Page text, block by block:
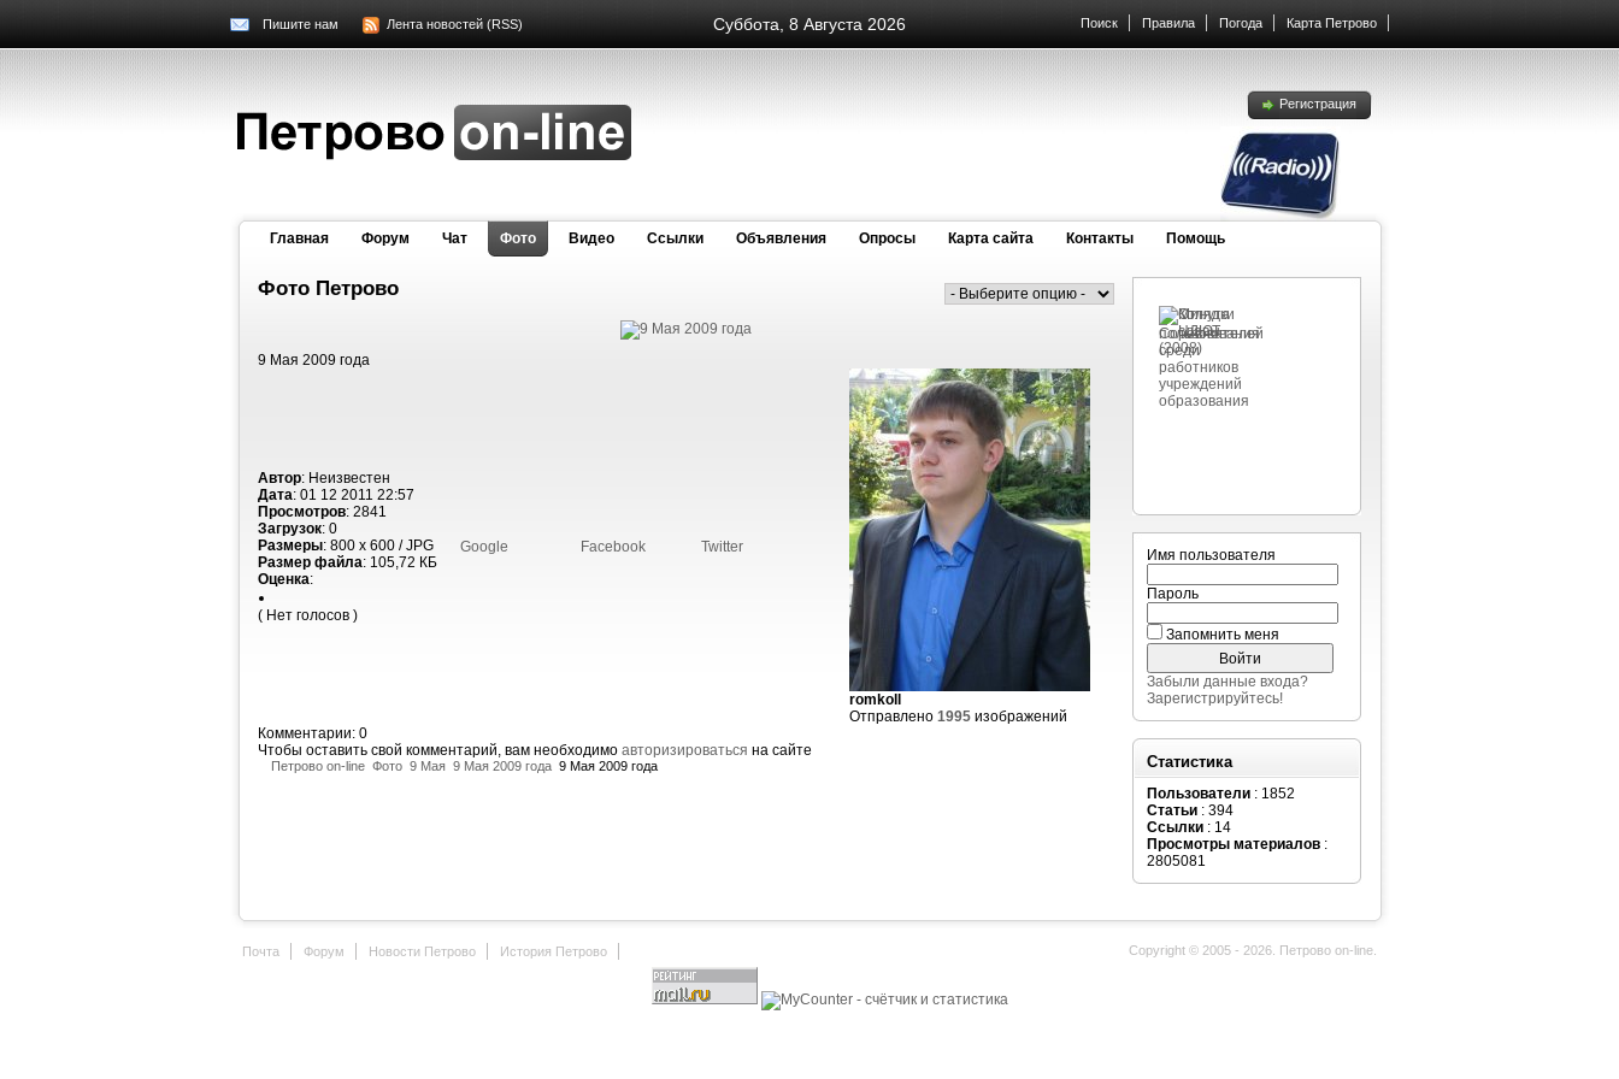
Суббота, 8 Августа 2026
Пишите нам Лента новостей (RSS) Поиск Правила Погода Карта Петрово
Регистрация
Главная Форум Чат Фото Видео Cсылки Объявления Опросы Карта сайта Контакты Помощь
Фото Петрово
9 Мая 2009 года
Автор: Неизвестен
Дата: 01 12 2011 22:57
Просмотров: 2841
Загрузок: 0
Размеры: 800 x 600 / JPG
Размер файла: 105,72 КБ
Оценка:
( Нет голосов )
Google Facebook Twitter
romkoll
Отправлено 1995 изображений
Комментарии: 0
Чтобы оставить свой комментарий, вам необходимо авторизироваться на сайте
Петрово on-line Фото 9 Мая 9 Мая 2009 года 9 Мая 2009 года
Имя пользователя
Пароль
Запомнить меня
Забыли данные входа?
Зарегистрируйтесь!
Статистика
Пользователи : 1852
Статьи : 394
Ссылки : 14
Просмотры материалов :
2805081
Почта Форум Новости Петрово История Петрово Copyright © 2005 - 2026. Петрово on-line.